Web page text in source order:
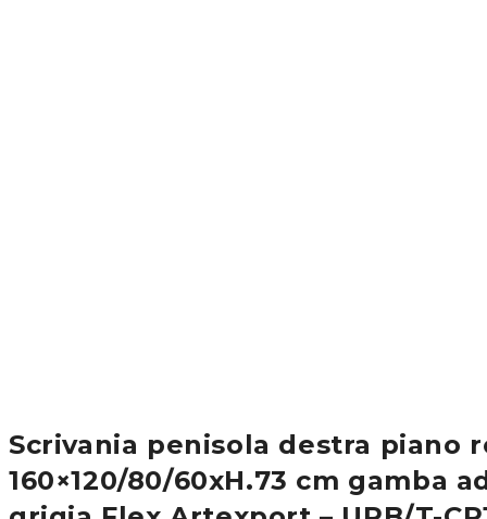
Scrivania penisola destra piano
160×120/80/60xH.73 cm gamba